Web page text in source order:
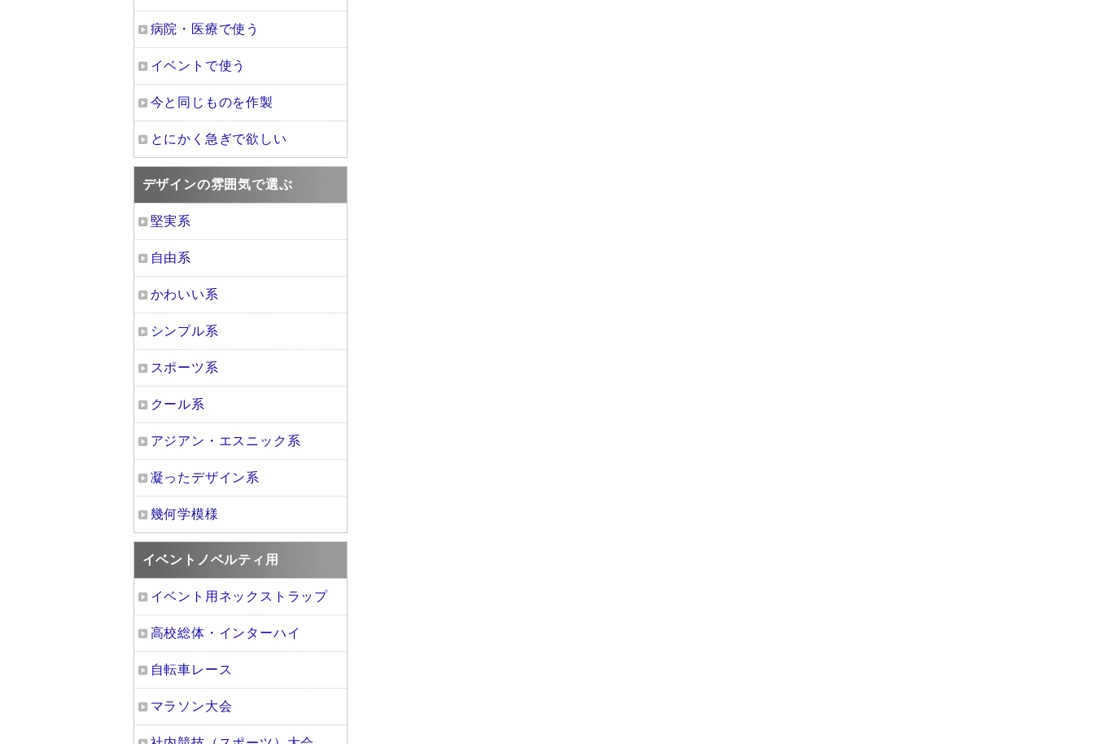
病院・医療で使う
イベントで使う
今と同じものを作製
とにかく急ぎで欲しい
デザインの雰囲気で選ぶ
堅実系
自由系
かわいい系
シンプル系
スポーツ系
クール系
アジアン・エスニック系
凝ったデザイン系
幾何学模様
イベントノベルティ用
イベント用ネックストラップ
高校総体・インターハイ
自転車レース
マラソン大会